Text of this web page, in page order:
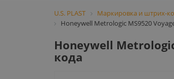
U.S. PLAST Маркировка и штрих-
Honeywell Metrologic MS9520
Honeywell
кода